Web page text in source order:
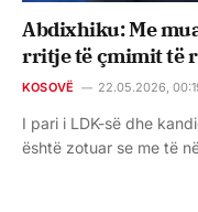
Abdixhiku: Me
rritje të çmimit të
KOSOVË 22.05.2026,
I pari i LDK-së dhe
është zotuar se me të